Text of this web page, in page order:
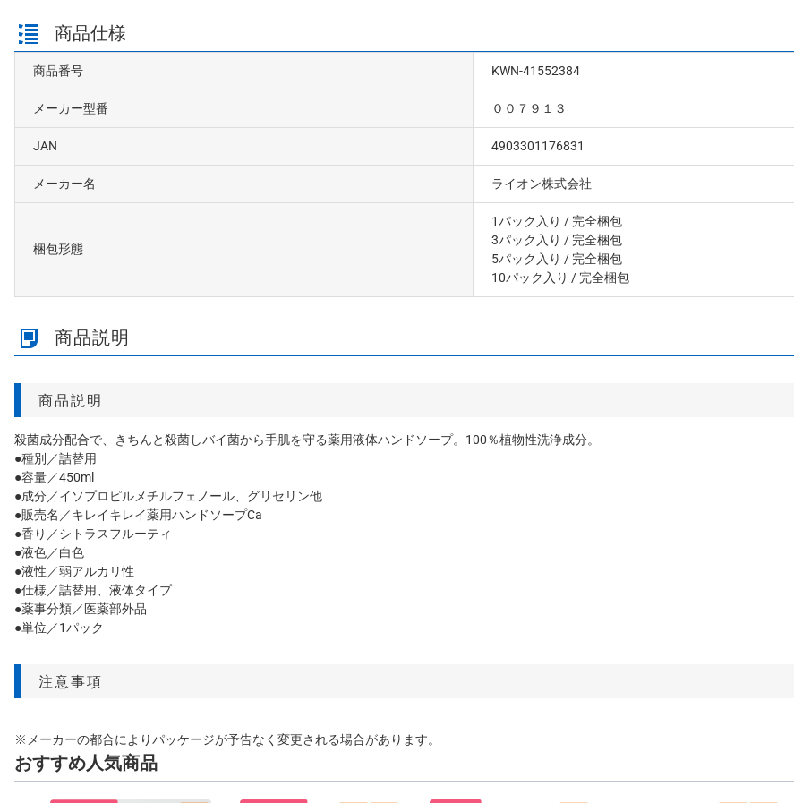
商品仕様
商品番号 KWN-41552384
メーカー型番 ００７９１３
JAN 4903301176831
メーカー名 ライオン株式会社
梱包形態
1パック入り / 完全梱包
3パック入り / 完全梱包
5パック入り / 完全梱包
10パック入り / 完全梱包
商品説明
商品説明
殺菌成分配合で、きちんと殺菌しバイ菌から手肌を守る薬用液体ハンドソープ。100％植物性洗浄成分。
●種別／詰替用
●容量／450ml
●成分／イソプロピルメチルフェノール、グリセリン他
●販売名／キレイキレイ薬用ハンドソープCa
●香り／シトラスフルーティ
●液色／白色
●液性／弱アルカリ性
●仕様／詰替用、液体タイプ
●薬事分類／医薬部外品
●単位／1パック
注意事項
※メーカーの都合によりパッケージが予告なく変更される場合があります。
おすすめ人気商品